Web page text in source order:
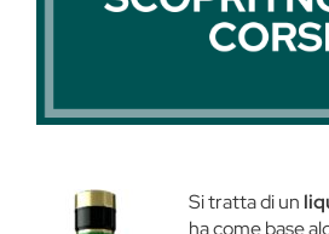
Si tratta di un
ha come base